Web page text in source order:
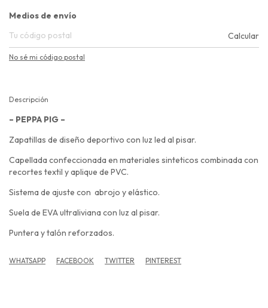
Entregas para el CP:
Medios de envío
Calcular
No sé mi código postal
Descripción
– PEPPA PIG –
Zapatillas de diseño deportivo con luz led al pisar.
Capellada confeccionada en materiales sinteticos combinada con
recortes textil y aplique de PVC.
Sistema de ajuste con abrojo y elástico.
Suela de EVA ultraliviana con luz al pisar.
Puntera y talón reforzados.
WHATSAPP FACEBOOK TWITTER PINTEREST